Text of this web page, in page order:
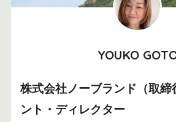
YOUKO
株式会社ノーブランド（取締
ント・ディレクター